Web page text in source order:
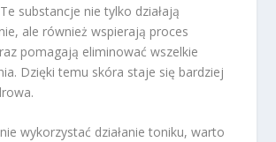
substancje nie tylko działają
ale również wspierają proces
pomagają eliminować wszelkie
Dzięki temu skóra staje się bardziej
wykorzystać działanie toniku, warto